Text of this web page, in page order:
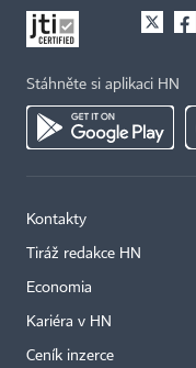
Stáhněte si aplikaci HN
Kontakty
Tiráž redakce HN
Economia
Kariéra v HN
Ceník inzerce